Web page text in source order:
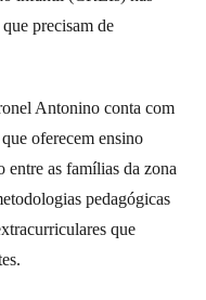
precisam de
Antonino conta com
oferecem ensino
entre as famílias da zona
pedagógicas
que